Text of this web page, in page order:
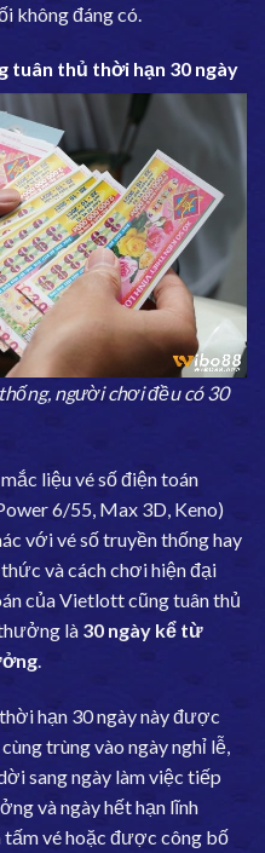
không đáng có.
tuân thủ thời hạn 30 ngày
người chơi đều có 30
liệu vé số điện toán
6/55, Max 3D, Keno)
với vé số truyền thống hay
và cách chơi hiện đại
của Vietlott cũng tuân thủ
là 30 ngày kể từ
.
hạn 30 ngày này được
trùng vào ngày nghỉ lễ,
sang ngày làm việc tiếp
và ngày hết hạn lĩnh
vé hoặc được công bố